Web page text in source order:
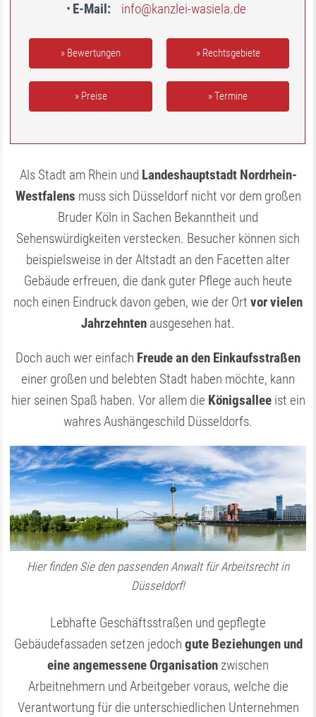
E-Mail info@kanzlei-wasiela.de
» Bewertungen » Rechtsgebiete
» Preise » Termine
Als Stadt am Rhein und Landeshauptstadt Nordrhein-
Westfalens muss sich Düsseldorf nicht vor dem großen
Bruder Köln in Sachen Bekanntheit und
Sehenswürdigkeiten verstecken. Besucher können sich
beispielsweise in der Altstadt an den Facetten alter
Gebäude erfreuen, die dank guter Pflege auch heute
noch einen Eindruck davon geben, wie der Ort vor vielen
Jahrzehnten ausgesehen hat.
Doch auch wer einfach Freude an den Einkaufsstraßen
einer großen und belebten Stadt haben möchte, kann
hier seinen Spaß haben. Vor allem die Königsalleeist ein
wahres Aushänge­schild Düsseldorfs.
Hier finden Sie den passenden Anwalt für Arbeitsrecht in
Düsseldorf!
Lebhafte Geschäftsstraßen und gepflegte
Gebäudefassaden setzen jedoch gute Beziehungen und
eine angemessene Organisationzwischen
Arbeitnehmern und Arbeitgeber voraus, welche die
Verantwortung für die unterschiedlichen Unternehmen